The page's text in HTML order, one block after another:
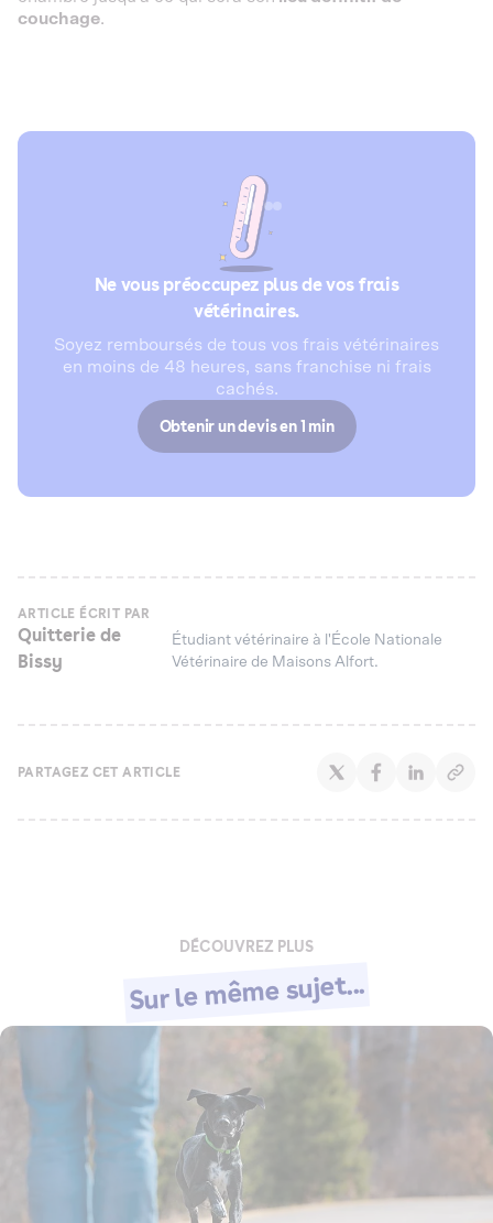
couchage.
Ne vous préoccupez plus de vos frais
vétérinaires.
Soyez remboursés de tous vos frais vétérinaires
en moins de 48 heures, sans franchise ni frais
cachés.
Obtenir un devis en 1 min
ARTICLE ÉCRIT PAR
Quitterie de
Bissy
Étudiant vétérinaire à l'École Nationale
Vétérinaire de Maisons Alfort.
PARTAGEZ CET ARTICLE
DÉCOUVREZ PLUS
Sur le même sujet...